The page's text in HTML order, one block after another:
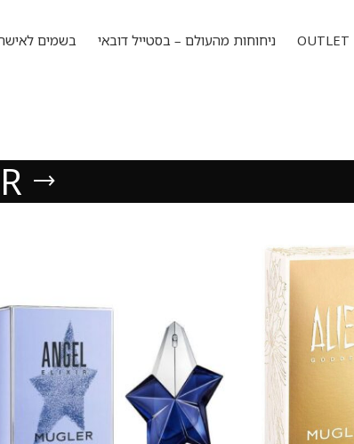
OUTLET ניחוחות מהעולם – בסטייל דובאי בשמים